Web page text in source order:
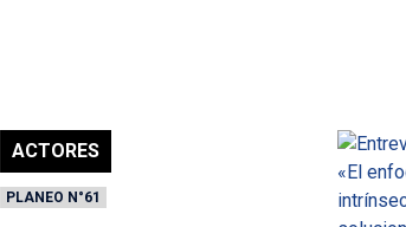
ACTORES
PLANEO N°61